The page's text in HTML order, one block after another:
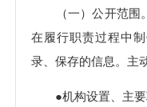
（一）公开范围。
在履行职责过程中
录、保存的信息。主
●机构设置、主要